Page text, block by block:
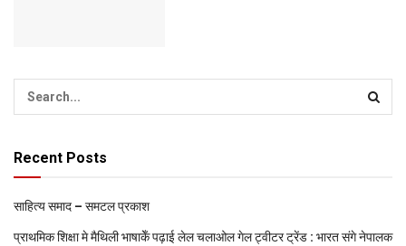
Recent Posts
साहित्य समाद – समटल प्रकाश
प्राथमिक शि‍क्षा मे मैथि‍ली भाषाकेँ पढ़ाई लेल चलाओल गेल ट्वीटर ट्रेंड : भारत संगे नेपालक